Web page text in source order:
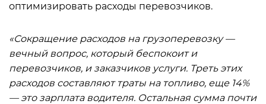
оптимизировать расходы перевозчиков.
«Сокращение расходов на грузоперевозку —
вечный вопрос, который беспокоит и
перевозчиков, и заказчиков услуги. Треть этих
расходов составляют траты на топливо, еще 14%
— это зарплата водителя. Остальная сумма почти